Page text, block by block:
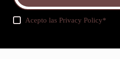
Acepto lasPrivacy Policy*